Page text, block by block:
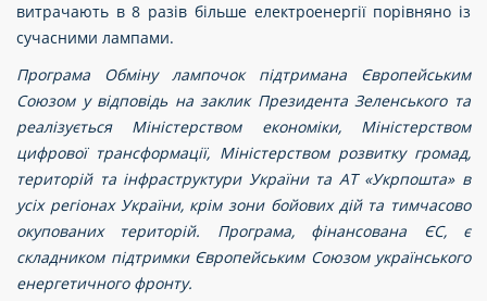
витрачають в 8 разів більше електроенергії порівняно із
сучасними лампами.
Програма Обміну лампочок підтримана Європейським
Союзом у відповідь на заклик Президента Зеленського та
реалізується Міністерством економіки, Міністерством
цифрової трансформації, Міністерством розвитку громад,
територій та інфраструктури України та АТ «Укрпошта» в
усіх регіонах України, крім зони бойових дій та тимчасово
окупованих територій. Програма, фінансована ЄС, є
складником підтримки Європейським Союзом українського
енергетичного фронту.